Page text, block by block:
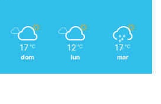
17 ℃
dom
12 ℃
lun
17 ℃
mar